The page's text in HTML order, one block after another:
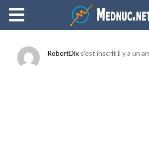
Ajouter du contenu
RobertDix s'est inscrit il y a un an